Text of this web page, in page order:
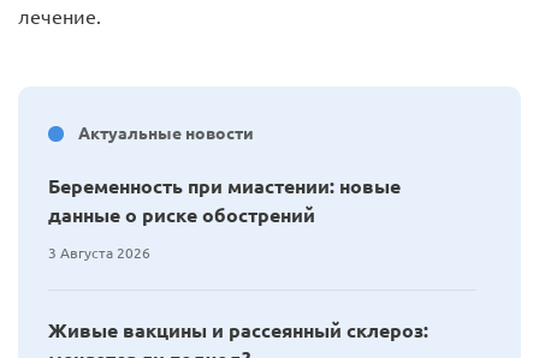
лечение.
Актуальные новости
Беременность при миастении: новые
данные о риске обострений
3 Августа 2026
Живые вакцины и рассеянный склероз: